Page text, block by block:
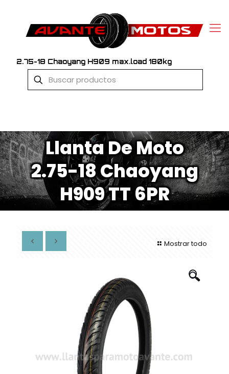
2.75-18 Chaoyang H909 max.load 180kg
Llanta De Moto
2.75-18 Chaoyang
H909 TT 6PR
Mostrar todo
🔍